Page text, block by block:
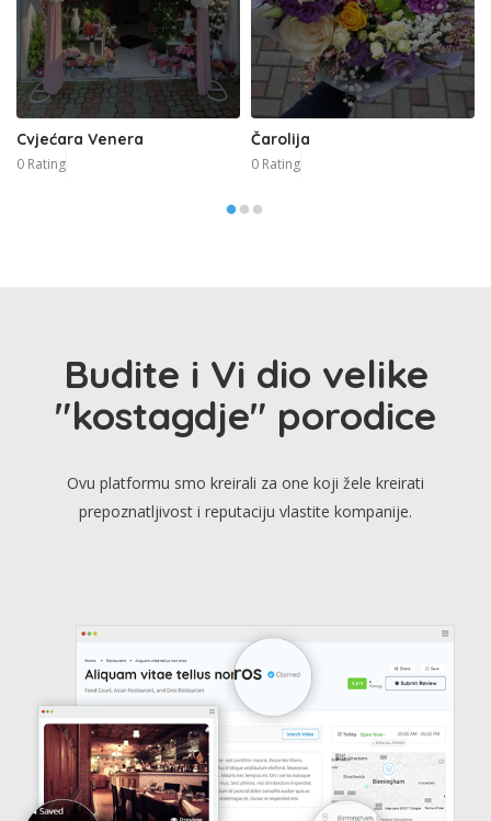
Cvjećara Venera
0 Rating
Čarolija
0 Rating
Budite i Vi dio velike
"kostagdje" porodice
Ovu platformu smo kreirali za one koji žele kreirati
prepoznatljivost i reputaciju vlastite kompanije.